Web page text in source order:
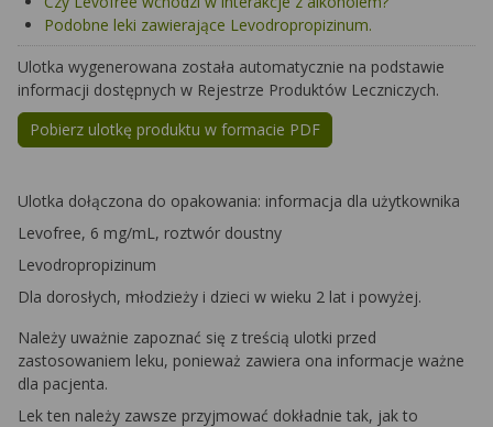
Podobne leki zawierające Levodropropizinum.
Ulotka wygenerowana została automatycznie na podstawie
informacji dostępnych w Rejestrze Produktów Leczniczych.
Pobierz ulotkę produktu w formacie PDF
Ulotka dołączona do opakowania: informacja dla użytkownika
Levofree, 6 mg/mL, roztwór doustny
Levodropropizinum
Dla dorosłych, młodzieży i dzieci w wieku 2 lat i powyżej.
Należy uważnie zapoznać się z treścią ulotki przed
zastosowaniem leku, ponieważ zawiera ona informacje ważne
dla pacjenta.
Lek ten należy zawsze przyjmować dokładnie tak, jak to